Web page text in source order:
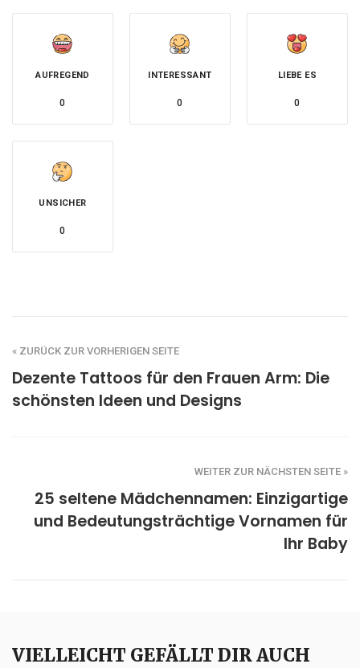
AUFREGEND
0
INTERESSANT
0
LIEBE ES
0
UNSICHER
0
« ZURÜCK ZUR VORHERIGEN SEITE
Dezente Tattoos für den Frauen Arm: Die
schönsten Ideen und Designs
WEITER ZUR NÄCHSTEN SEITE »
25 seltene Mädchennamen: Einzigartige
und Bedeutungsträchtige Vornamen für
Ihr Baby
VIELLEICHT GEFÄLLT DIR AUCH